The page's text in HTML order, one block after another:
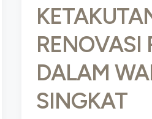
RENOVASI
DALAM
SINGKAT